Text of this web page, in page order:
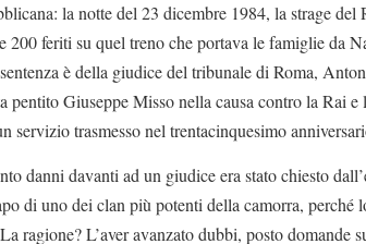
la notte del 23 dicembre 1984, la strage
200 feriti su quel treno che portava le famiglie da
è della giudice del tribunale di Roma,
pentito Giuseppe Misso nella causa contro la Rai
servizio trasmesso nel trentacinquesimo
danni davanti ad un giudice era stato chiesto
di uno dei clan più potenti della camorra, perché
ragione? L’aver avanzato dubbi, posto domande